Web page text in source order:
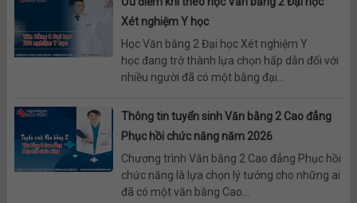
Xét nghiệm Y học
Học Văn bằng 2 Đại học Xét nghiệm Y
học đang trở thành lựa chọn hấp dẫn đối với
nhiều người đã có một bằng đại...
Thông tin tuyển sinh Văn bằng 2 Cao đẳng
Phục hồi chức năng năm 2026
Chương trình Văn bằng 2 Cao đẳng Phục hồi
chức năng là lựa chọn lý tưởng cho những ai
đã có một văn bằng Cao...